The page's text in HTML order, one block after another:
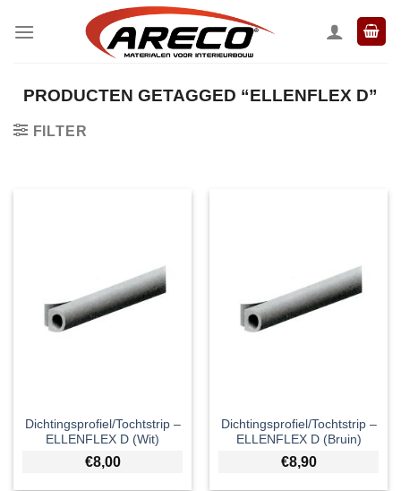
naar
PRODUCTEN GETAGGED “ELLENFLEX D”
FILTER
Dichtingsprofiel/Tochtstrip –
ELLENFLEX D (Wit)
€8,00
Dichtingsprofiel/Tochtstrip –
ELLENFLEX D (Bruin)
€8,90